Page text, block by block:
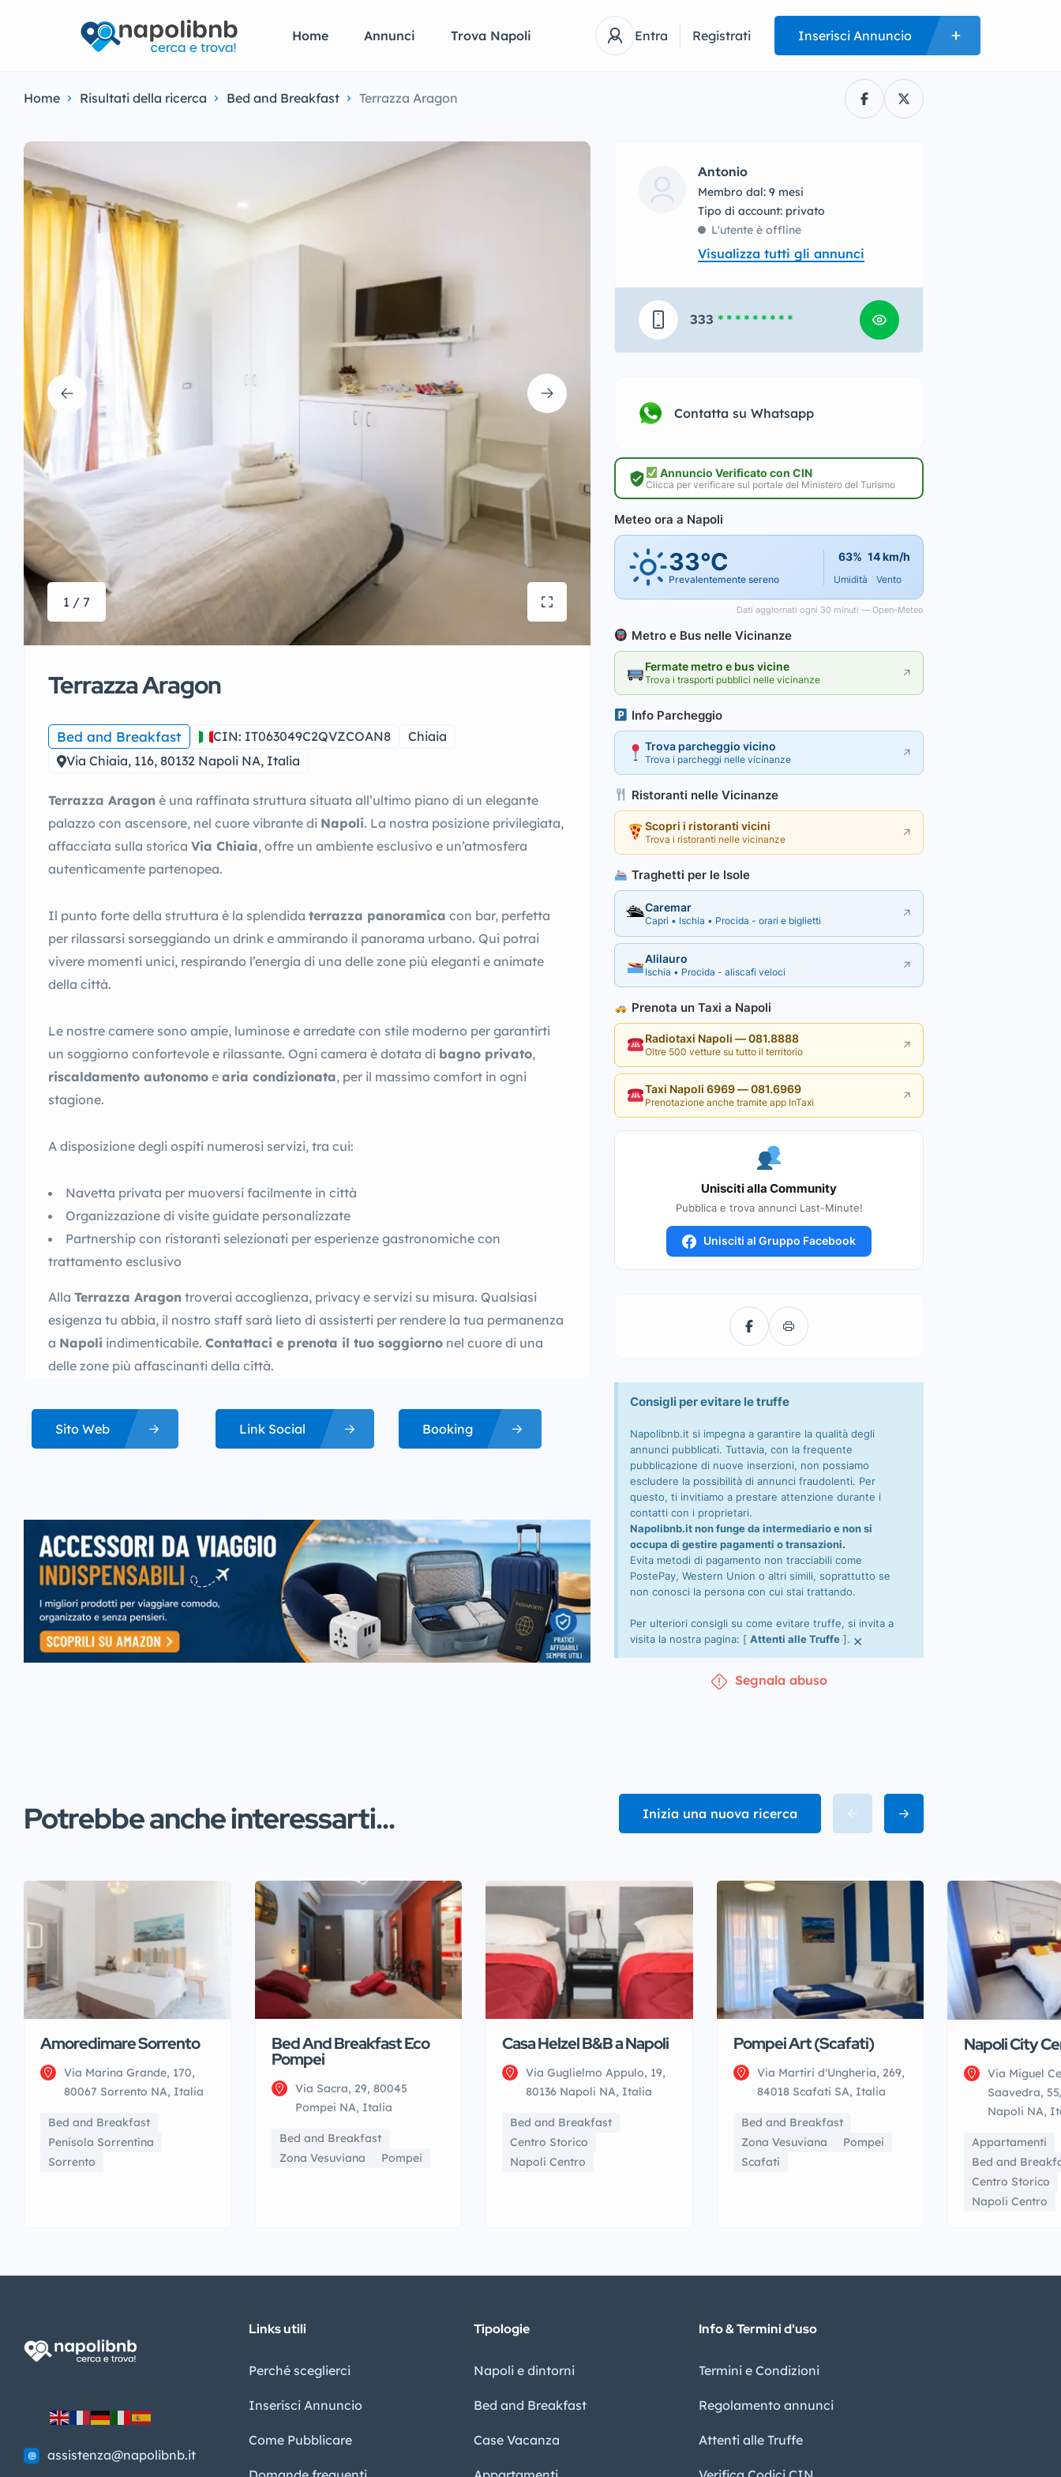
Home Annunci Trova Napoli Entra Registrati Inserisci Annuncio
Home Risultati della ricerca Bed and Breakfast Terrazza Aragon
1 / 7
Terrazza Aragon
Bed and Breakfast CIN: IT063049C2QVZCOAN8
Chiaia
Via Chiaia, 116, 80132 Napoli NA, Italia
Terrazza Aragon è una raffinata struttura situata all’ultimo piano di un elegante
palazzo con ascensore, nel cuore vibrante di Napoli. La nostra posizione privilegiata,
affacciata sulla storica Via Chiaia, offre un ambiente esclusivo e un’atmosfera
autenticamente partenopea.
Il punto forte della struttura è la splendida terrazza panoramica con bar, perfetta
per rilassarsi sorseggiando un drink e ammirando il panorama urbano. Qui potrai
vivere momenti unici, respirando l’energia di una delle zone più eleganti e animate
della città.
Le nostre camere sono ampie, luminose e arredate con stile moderno per garantirti
un soggiorno confortevole e rilassante. Ogni camera è dotata di bagno privato,
riscaldamento autonomo e aria condizionata, per il massimo comfort in ogni
stagione.
A disposizione degli ospiti numerosi servizi, tra cui:
Navetta privata per muoversi facilmente in città
Organizzazione di visite guidate personalizzate
Partnership con ristoranti selezionati per esperienze gastronomiche con
trattamento esclusivo
Alla Terrazza Aragon troverai accoglienza, privacy e servizi su misura. Qualsiasi
esigenza tu abbia, il nostro staff sarà lieto di assisterti per rendere la tua permanenza
a Napoli indimenticabile. Contattaci e prenota il tuo soggiorno nel cuore di una
delle zone più affascinanti della città.
Sito Web Link Social Booking
Antonio
Membro dal: 9 mesi
tipo di account: privato
L'utente è offline
Visualizza tutti gli annunci
333 * * * * * * * * *
Contatta su Whatsapp
Annuncio Verificato con CIN
Clicca per verificare sul portale del Ministero del Turismo
Meteo ora a Napoli
33°C
Prevalentemente sereno
63%
Umidità
14 km/h
Vento
Dati aggiornati ogni 30 minuti — Open-Meteo
Metro e Bus nelle Vicinanze
Fermate metro e bus vicine
Trova i trasporti pubblici nelle vicinanze ↗
Info Parcheggio
Trova parcheggio vicino
Trova i parcheggi nelle vicinanze ↗
Ristoranti nelle Vicinanze
Scopri i ristoranti vicini
Trova i ristoranti nelle vicinanze ↗
Traghetti per le Isole
🛳Caremar
Capri • Ischia • Procida - orari e biglietti ↗
Alilauro
Ischia • Procida - aliscafi veloci ↗
Prenota un Taxi a Napoli
Radiotaxi Napoli — 081.8888
Oltre 500 vetture su tutto il territorio ↗
Taxi Napoli 6969 — 081.6969
Prenotazione anche tramite app InTaxi ↗
Unisciti alla Community
Pubblica e trova annunci Last-Minute!
Unisciti al Gruppo Facebook
Consigli per evitare le truffe
Napolibnb.it si impegna a garantire la qualità degli
annunci pubblicati. Tuttavia, con la frequente
pubblicazione di nuove inserzioni, non possiamo
escludere la possibilità di annunci fraudolenti. Per
questo, ti invitiamo a prestare attenzione durante i
contatti con i proprietari.
Napolibnb.it non funge da intermediario e non si
occupa di gestire pagamenti o transazioni.
Evita metodi di pagamento non tracciabili come
PostePay, Western Union o altri simili, soprattutto se
non conosci la persona con cui stai trattando.
Per ulteriori consigli su come evitare truffe, si invita a
visita la nostra pagina: [Attenti alle Truffe ]. ×
Segnala abuso
Potrebbe anche interessarti... Inizia una nuova ricerca
Amoredimare Sorrento
Via Marina Grande, 170,
80067 Sorrento NA, Italia
Bed and Breakfast
Penisola Sorrentina
Sorrento
Bed And Breakfast Eco
Pompei
Via Sacra, 29, 80045
Pompei NA, Italia
Bed and Breakfast
Zona Vesuviana
Pompei
Casa Helzel B&B a Napoli
Via Guglielmo Appulo, 19,
80136 Napoli NA, Italia
Bed and Breakfast
Centro Storico
Napoli Centro
Pompei Art (Scafati)
Via Martiri d'Ungheria, 269,
84018 Scafati SA, Italia
Bed and Breakfast
Zona Vesuviana
Pompei
Scafati
Napoli City
Via Miguel
Saavedra,
Napoli NA,
Appartamenti
Bed and
Centro Storico
Napoli Centro
assistenza@napolibnb.it
Links utili
Perché sceglierci
Inserisci Annuncio
Come Pubblicare
Tipologie
Napoli e dintorni
Bed and Breakfast
Case Vacanza
Info & Termini d'uso
Termini e Condizioni
Regolamento annunci
Attenti alle Truffe